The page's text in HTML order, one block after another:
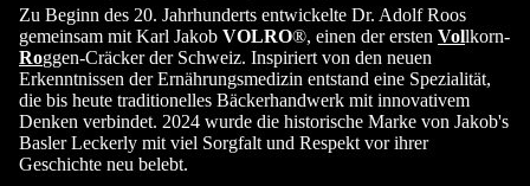
Zu Beginn des 20. Jahrhunderts entwickelte Dr. Adolf Roos
gemeinsam mit Karl Jakob VOLRO®, einen der ersten Vollkorn-
Roggen-Cräcker der Schweiz. Inspiriert von den neuen
Erkenntnissen der Ernährungsmedizin entstand eine Spezialität,
die bis heute traditionelles Bäckerhandwerk mit innovativem
Denken verbindet. 2024 wurde die historische Marke von Jakob's
Basler Leckerly mit viel Sorgfalt und Respekt vor ihrer
Geschichte neu belebt.